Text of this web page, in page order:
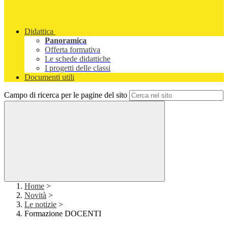
Didattica
Panoramica
Offerta formativa
Le schede didattiche
I progetti delle classi
Documenti utili
Campo di ricerca per le pagine del sito
Home >
Novità >
Le notizie >
Formazione DOCENTI